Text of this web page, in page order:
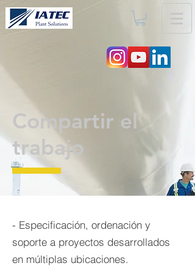
Compartir el
trabajo
- Especificación, ordenación y
soporte a proyectos desarrollados
en múltiplas ubicaciones.